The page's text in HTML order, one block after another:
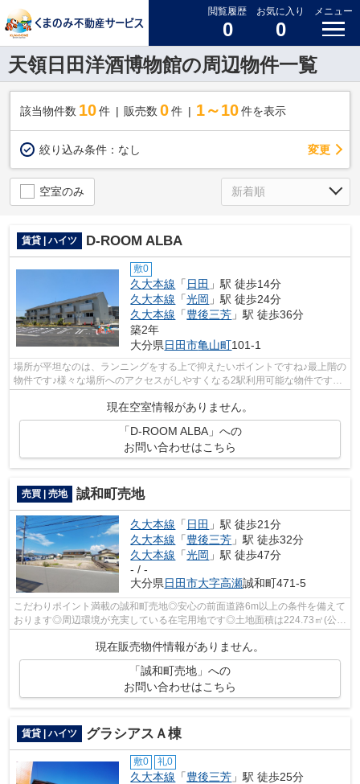
閲覧履歴
0
お気に入り
0
メニュー
天領日田洋酒博物館の周辺物件一覧
該当物件数 10件 販売数 0 件 1～10 件を表示
絞り込み条件： なし 変更
空室のみ
賃貸 | ハイツ D-ROOM ALBA
敷0
久大本線 「 日田 」駅 徒歩14分
久大本線 「光岡 」駅 徒歩24分
久大本線 「豊後三芳 」駅 徒歩36分
築2年
大分県日田市亀山町101-1
場所が平坦なのは、ランニングをする上で抑えたいポイントですね♪最上階の
物件です♪様々な場所へのアクセスがしやすくなる2駅利用可能な物件です♪
現在空室情報がありません。
「D-ROOM ALBA」への
お問い合わせはこちら
売買 | 売地 誠和町売地
久大本線 「 日田 」駅 徒歩21分
久大本線 「豊後三芳 」駅 徒歩32分
久大本線 「光岡 」駅 徒歩47分
- / -
大分県日田市大字高瀬誠和町471-5
こだわりポイント満載の誠和町売地◎安心の前面道路6m以上の条件を備えて
おります◎周辺環境が充実している在宅用地です◎土地面積は224.73㎡(公
現在販売物件情報がありません。
「誠和町売地」への
お問い合わせはこちら
賃貸 | ハイツ グラシアスＡ棟
敷0 礼0
久大本線 「豊後三芳 」駅 徒歩25分